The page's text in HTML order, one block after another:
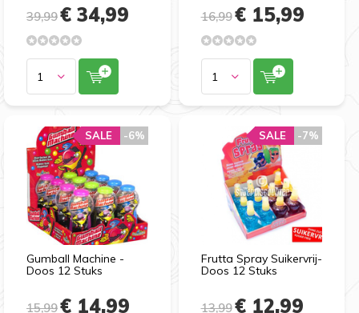
39,99€ 34,99 16,99€ 15,99
Gumball Machine -
Doos 12 Stuks
-6%
SALE
15,99€ 14,99
Frutta Spray Suikervrij-
Doos 12 Stuks
-7%
SALE
13,99€ 12,99